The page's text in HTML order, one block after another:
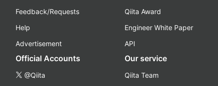
Feedback/Requests
Help
Advertisement
Qiita Award
Engineer White Paper
API
Official Accounts
@Qiita
Our service
Qiita Team